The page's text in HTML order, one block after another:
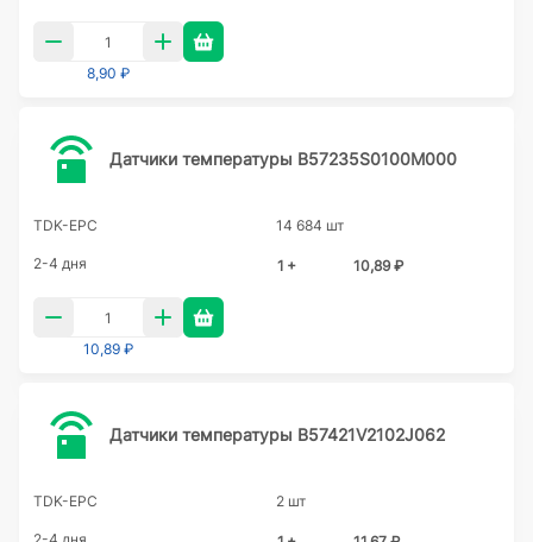
8,90 ₽
Датчики температуры B57235S0100M000
TDK-EPC 14 684 шт
2-4 дня 1 + 10,89 ₽
10,89 ₽
Датчики температуры B57421V2102J062
TDK-EPC 2 шт